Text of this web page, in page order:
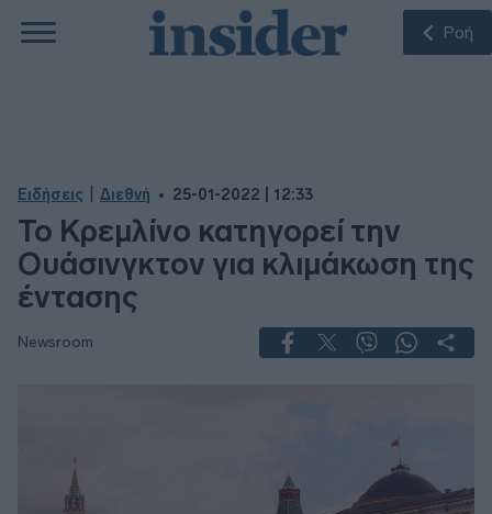
Ροή
Ειδήσεις Διεθνή 25-01-2022 | 12:33
Το Κρεμλίνο κατηγορεί την
Ουάσινγκτον για κλιμάκωση της
έντασης
Newsroom